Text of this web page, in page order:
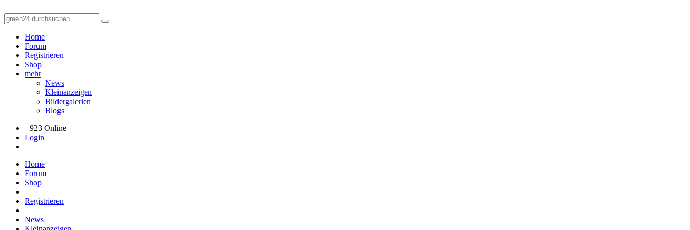
Home
Forum
Registrieren
Shop
mehr
News
Kleinanzeigen
Bildergalerien
Blogs
923 Online
Login
Home
Forum
Shop
Registrieren
News